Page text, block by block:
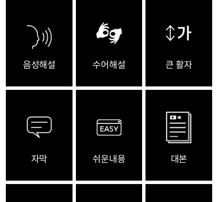
음성해설 수어해설 큰 활자
자막 쉬운내용 대본